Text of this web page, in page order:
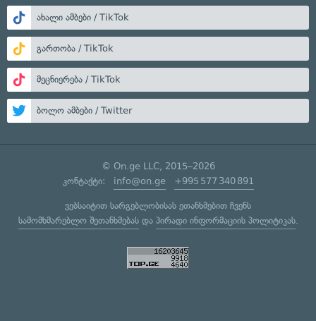
ახალი ამბები / TikTok
გართობა / TikTok
მეცნიერება / TikTok
ბოლო ამბები / Twitter
© On.ge LLC, 2015–2026
კონტაქტი: info@on.ge +995 577 340 891
ვებსაიტით სარგებლობისას ეთანხმებით ჩვენს
სამომხმარებლო შეთანხმებასდა პირადი ინფორმაციის პოლიტიკას.